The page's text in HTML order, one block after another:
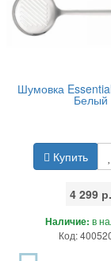
Шумовка
Белый
Купить
4 299 р.
Наличие: в
Код: